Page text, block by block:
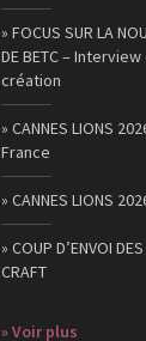
» FOCUS SUR LA
DE BETC –
création
» CANNES LIONS
France
» CANNES LIONS
» COUP D’ENVOI
CRAFT
» Voir plus